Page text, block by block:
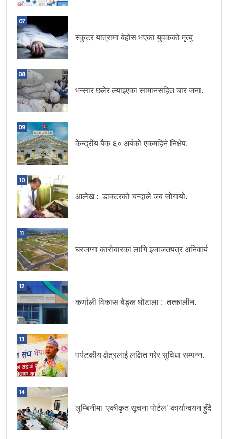
07
स्कुटर यात्रामा बेहोस भएका युवकको मृत्यु
08
भन्सार छलेर ल्याइएका सामानसहित चार जना.
09
केन्द्रीय बैंक ६० अर्बको एकमहिने निक्षेप.
10
आलेख : डाक्टरको चन्दाले जब जोगायो.
11
घरजग्गा कारोबारका लागि इजाजतपत्र अनिवार्य
12
कर्णाली विकास बैङ्क घोटाला : तत्कालीन.
13
पर्यटकीय क्षेत्रलाई लक्षित गरेर सुविधा सम्पन्न.
14
लुम्बिनीमा ‘एकीकृत सूचना पोर्टल’ कार्यान्वयन हुँदै